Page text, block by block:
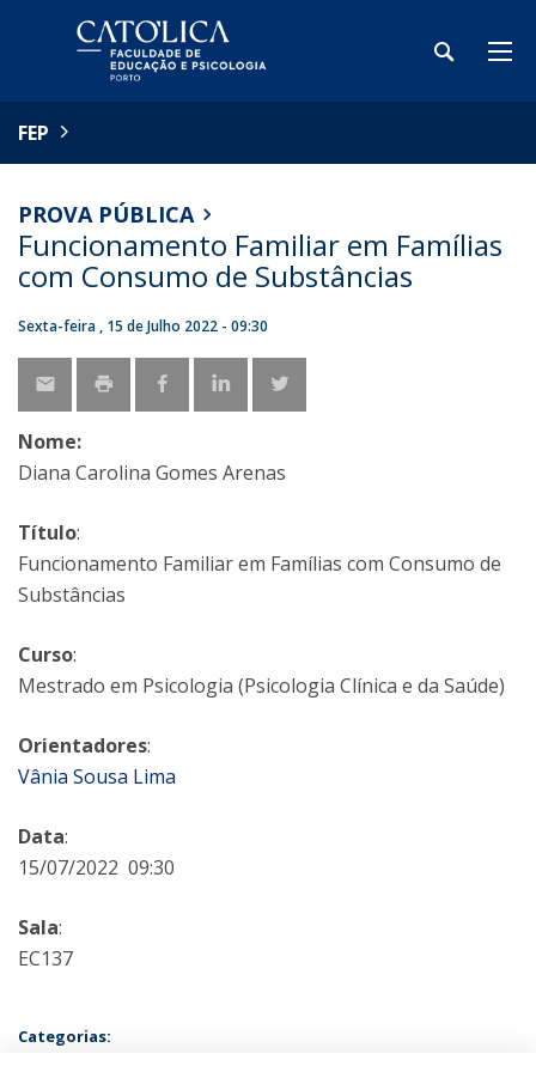
FEP
PROVA PÚBLICA
Funcionamento Familiar em Famílias
com Consumo de Substâncias
Sexta-feira , 15 de Julho 2022 - 09:30
Nome:
Diana Carolina Gomes Arenas
Título:
Funcionamento Familiar em Famílias com Consumo de
Substâncias
Curso:
Mestrado em Psicologia (Psicologia Clínica e da Saúde)
Orientadores:
Vânia Sousa Lima
Data:
15/07/2022 09:30
Sala:
EC137
Categorias: